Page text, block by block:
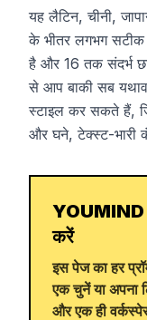
यह लैटिन, चीनी,
के भीतर लगभग
है और 16 तक संदर्भ
से आप बाकी सब
स्टाइल कर सकते हैं,
और घने, टेक्स्ट-भारी
YOUMIND
करें
इस पेज का हर
एक चुनें या
और एक ही